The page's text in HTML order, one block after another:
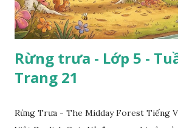
Rừng trưa - Lớp 5 -
Trang 21
Rừng Trưa - The Midday Forest Tiếng